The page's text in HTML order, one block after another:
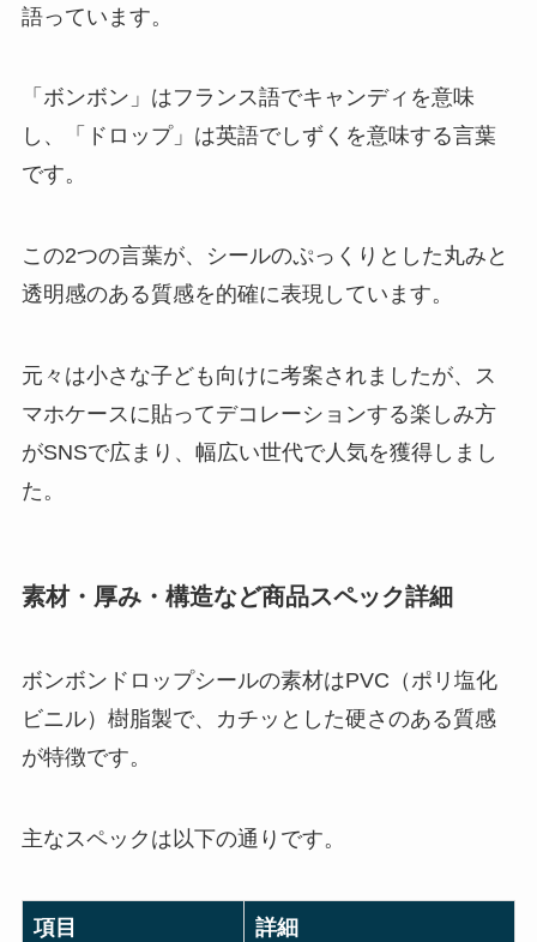
語っています。
「ボンボン」はフランス語でキャンディを意味
し、「ドロップ」は英語でしずくを意味する言葉
です。
この2つの言葉が、シールのぷっくりとした丸みと
透明感のある質感を的確に表現しています。
元々は小さな子ども向けに考案されましたが、ス
マホケースに貼ってデコレーションする楽しみ方
がSNSで広まり、幅広い世代で人気を獲得しまし
た。
素材・厚み・構造など商品スペック詳細
ボンボンドロップシールの素材はPVC（ポリ塩化
ビニル）樹脂製で、カチッとした硬さのある質感
が特徴です。
主なスペックは以下の通りです。
項目 詳細